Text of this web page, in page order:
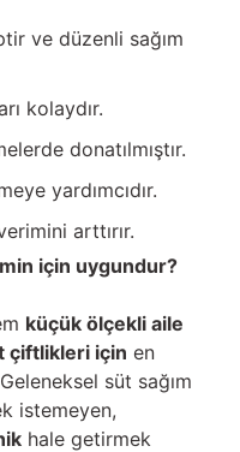
ve düzenli sağım
kolaydır.
donatılmıştır.
yardımcıdır.
arttırır.
için uygundur?
küçük ölçekli aile
çiftlikleri için en
süt sağım
istemeyen,
hale getirmek